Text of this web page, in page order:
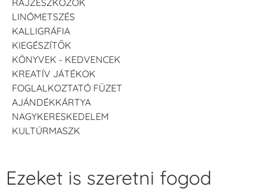
RAJZESZKÖZÖK
LINÓMETSZÉS
KALLIGRÁFIA
KIEGÉSZÍTŐK
KÖNYVEK - KEDVENCEK
KREATÍV JÁTÉKOK
FOGLALKOZTATÓ FÜZET
AJÁNDÉKKÁRTYA
NAGYKERESKEDELEM
KULTÚRMASZK
Ezeket is szeretni fogod